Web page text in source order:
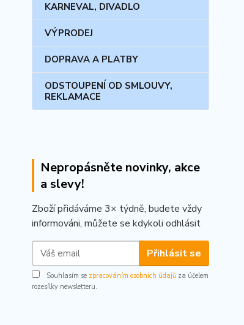
KARNEVAL, DIVADLO
VÝPRODEJ
DOPRAVA A PLATBY
ODSTOUPENÍ OD SMLOUVY,
REKLAMACE
Nepropásněte novinky, akce
a slevy!
Zboží přidáváme 3× týdně, budete vždy
informováni, můžete se kdykoli odhlásit
Přihlásit se
Souhlasím se zpracováním osobních údajů za účelem
rozesílky newsletteru.